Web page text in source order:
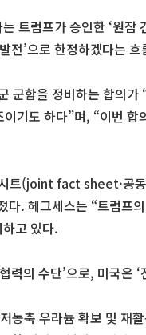
트럼프가 승인한 ‘원잠
전’으로 한정하겠다는
군함을 정비하는 합의
기도 하다”며, “이번
트(joint fact sheet·공
다. 헤그세스는 “트럼프
고 있다.
력의 수단’으로, 미국은
농축 우라늄 확보 및 재